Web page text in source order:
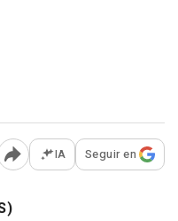
Abrir opciones para
IA Seguir en